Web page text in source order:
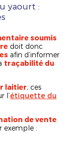
yaourt :
soumis
doit donc
afin d’informer
traçabilité du
laitier, ces
l’étiquette du
de vente
exemple :